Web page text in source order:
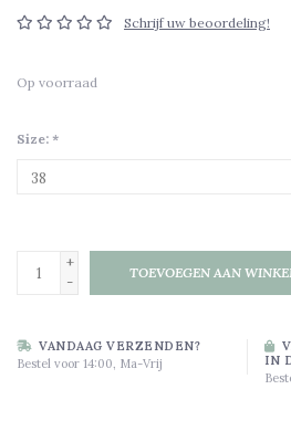
Schrijf uw beoordeling!
Op voorraad
Size: *
+
-
TOEVOEGEN AAN
VANDAAG VERZENDEN?
Bestel voor 14:00, Ma-Vrij
IN